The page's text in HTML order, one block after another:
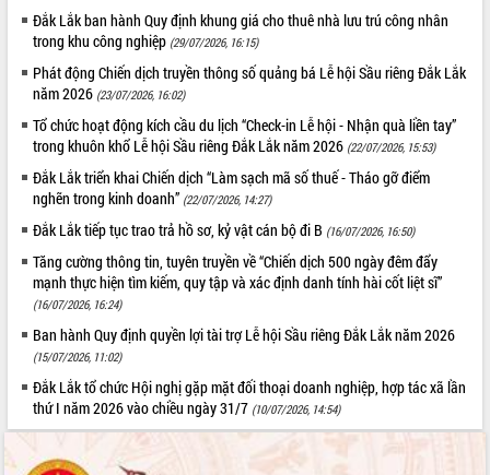
Đắk Lắk ban hành Quy định khung giá cho thuê nhà lưu trú công nhân
trong khu công nghiệp (29/07/2026, 16:15)
Phát động Chiến dịch truyền thông số quảng bá Lễ hội Sầu riêng Đắk Lắk
năm 2026 (23/07/2026, 16:02)
Tổ chức hoạt động kích cầu du lịch “Check-in Lễ hội - Nhận quà liền tay”
trong khuôn khổ Lễ hội Sầu riêng Đắk Lắk năm 2026 (22/07/2026, 15:53)
Đắk Lắk triển khai Chiến dịch “Làm sạch mã số thuế - Tháo gỡ điểm
nghẽn trong kinh doanh” (22/07/2026, 14:27)
Đắk Lắk tiếp tục trao trả hồ sơ, kỷ vật cán bộ đi B (16/07/2026, 16:50)
Tăng cường thông tin, tuyên truyền về “Chiến dịch 500 ngày đêm đẩy
mạnh thực hiện tìm kiếm, quy tập và xác định danh tính hài cốt liệt sĩ”
(16/07/2026, 16:24)
Ban hành Quy định quyền lợi tài trợ Lễ hội Sầu riêng Đắk Lắk năm 2026
(15/07/2026, 11:02)
Đắk Lắk tổ chức Hội nghị gặp mặt đối thoại doanh nghiệp, hợp tác xã lần
thứ I năm 2026 vào chiều ngày 31/7 (10/07/2026, 14:54)